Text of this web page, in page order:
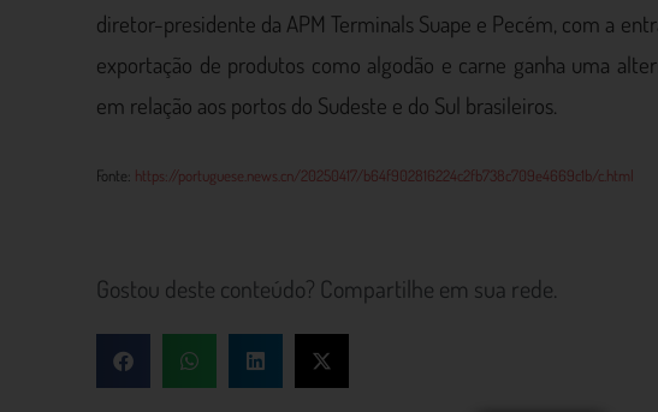
diretor-presidente da APM Terminals Suape e Pecém, com a
exportação de produtos como algodão e carne ganha uma
em relação aos portos do Sudeste e do Sul brasileiros.
Fonte: https://portuguese.news.cn/20250417/b64f902816224c2fb738c709e4669c1b/c.html
Gostou deste conteúdo? Compartilhe em sua rede.